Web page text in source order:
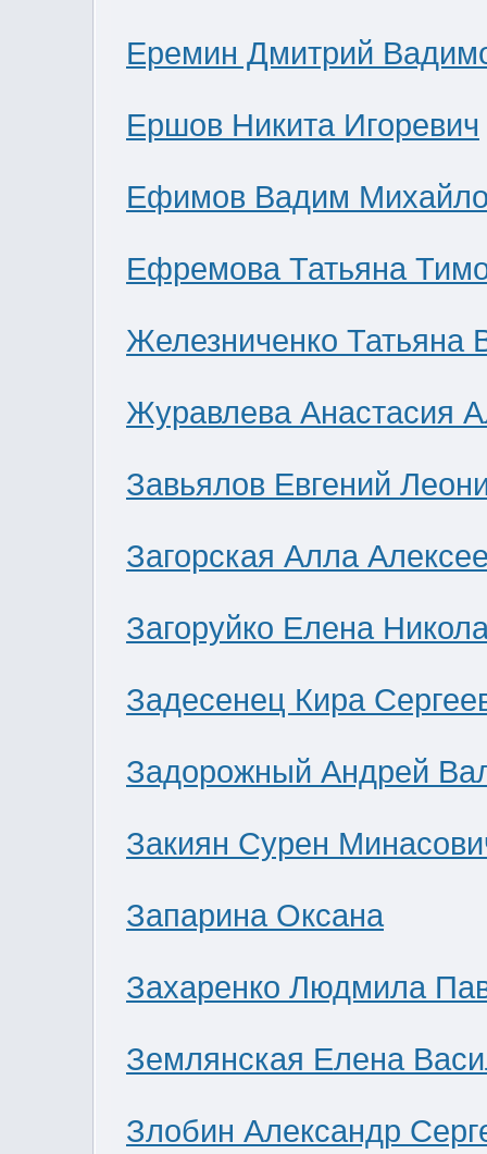
Еремин Дмитрий
Ершов Никита Игоревич
Ефимов Вадим
Ефремова Татьяна
Железниченко Татьяна
Журавлева Анастасия
Завьялов Евгений
Загорская Алла
Загоруйко Елена
Задесенец Кира
Задорожный Андрей
Закиян Сурен
Запарина Оксана
Захаренко Людмила
Землянская Елена
Злобин Александр